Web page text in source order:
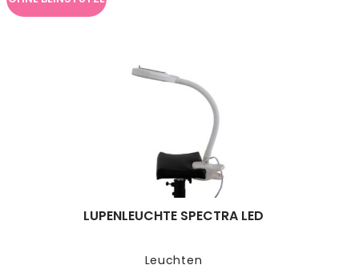
Leuchten
LUPENLEUCHTE SPECTRA LED